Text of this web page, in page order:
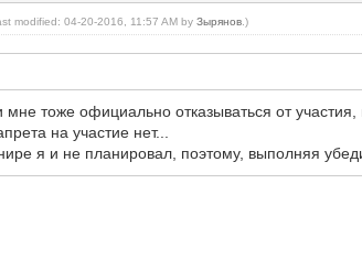
modified: 04-20-2016, 11:57 AM byЗырянов .)
тоже официально отказываться от
на участие нет...
я и не планировал, поэтому, выполняя